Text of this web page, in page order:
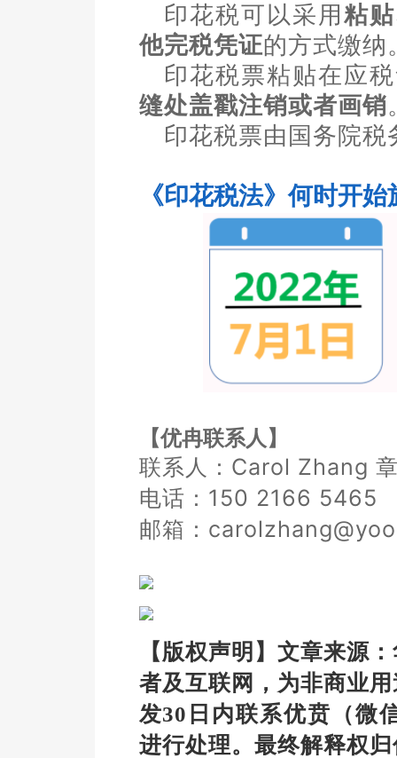
印花税可以采用粘
他完税凭证的方式缴纳
印花税票粘贴在应
缝处盖戳注销或者画销
印花税票由国务院税
《印花税法》何时开始
【优冉联系人】
联系人：Carol Zhang
电话：150 2166 5465
邮箱：
【版权声明】文章来源
者及互联网，为非商业
发30日内联系优贲（微
进行处理。 最终解释权